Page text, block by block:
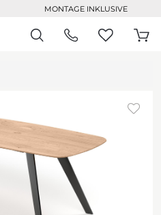
MONTAGE INKLUSIVE